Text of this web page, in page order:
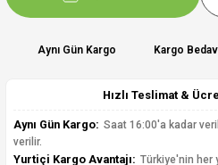
Aynı Gün Kargo Kargo
Hızlı Teslimat &
Aynı Gün Kargo: Saat 16:00'a kadar
verilir.
Yurtiçi Kargo Avantajı: Türkiye'nin her